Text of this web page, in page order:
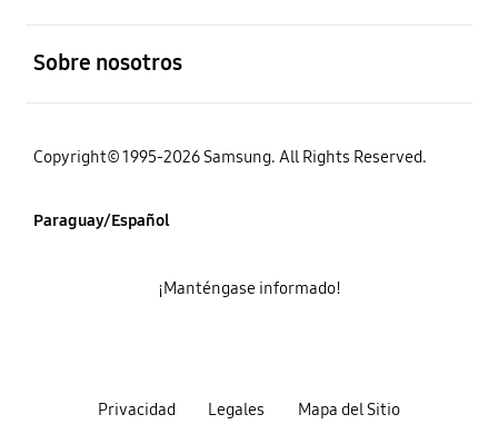
Sobre nosotros
Copyright© 1995-2026 Samsung. All Rights Reserved.
Paraguay/Español
Privacidad Legales Mapa del Sitio
¡Manténgase informado!